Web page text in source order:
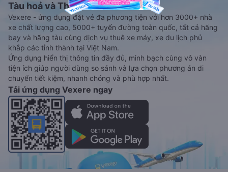
Tàu hoả và Thuê xe
Vexere - ứng dụng đặt vé đa phương tiện với hơn 3000+ nhà
xe chất lượng cao, 5000+ tuyến đường toàn quốc, tất cả hãng
bay và hãng tàu cùng dịch vụ thuê xe máy, xe du lịch phủ
khắp các tỉnh thành tại Việt Nam.
Ứng dụng hiển thị thông tin đầy đủ, minh bạch cùng vô vàn
tiện ích giúp người dùng so sánh và lựa chọn phương án di
chuyển tiết kiệm, nhanh chóng và phù hợp nhất.
Tải ứng dụng Vexere ngay